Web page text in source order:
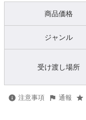
商品価格
ジャンル
受け渡し場所
注意事項 通報